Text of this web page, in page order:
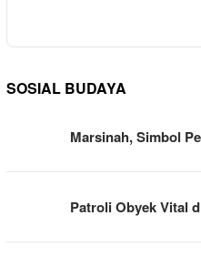
SOSIAL BUDAYA
Marsinah, Simbol
Patroli Obyek Vital